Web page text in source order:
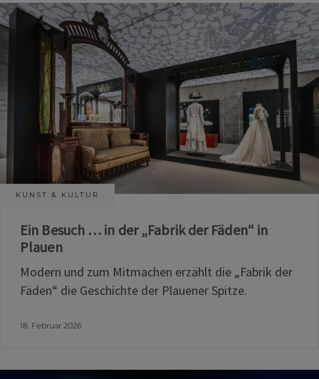
KUNST & KULTUR
Ein Besuch … in der „Fabrik der Fäden“ in
Plauen
Modern und zum Mitmachen erzählt die „Fabrik der
Fäden“ die Geschichte der Plauener Spitze.
18. Februar 2026